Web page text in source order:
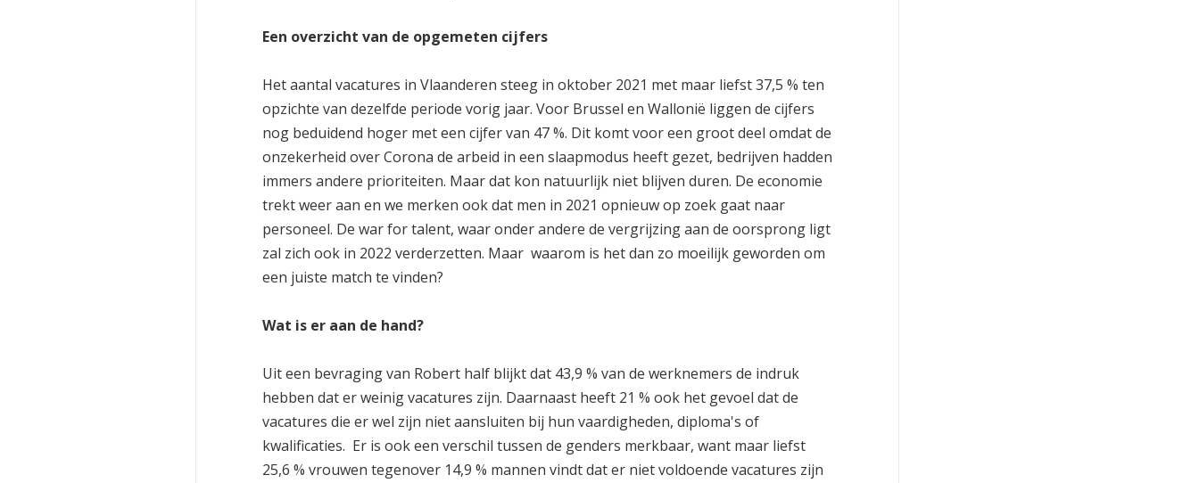
Een overzicht van de opgemeten cijfers
Het aantal vacatures in Vlaanderen steeg in oktober 2021 met maar liefst 37,5 % ten
opzichte van dezelfde periode vorig jaar. Voor Brussel en Wallonië liggen de cijfers
nog beduidend hoger met een cijfer van 47 %. Dit komt voor een groot deel omdat de
onzekerheid over Corona de arbeid in een slaapmodus heeft gezet, bedrijven hadden
immers andere prioriteiten. Maar dat kon natuurlijk niet blijven duren. De economie
trekt weer aan en we merken ook dat men in 2021 opnieuw op zoek gaat naar
personeel. De war for talent, waar onder andere de vergrijzing aan de oorsprong ligt
zal zich ook in 2022 verderzetten. Maar waarom is het dan zo moeilijk geworden om
een juiste match te vinden?
Wat is er aan de hand?
Uit een bevraging van Robert half blijkt dat 43,9 % van de werknemers de indruk
hebben dat er weinig vacatures zijn. Daarnaast heeft 21 % ook het gevoel dat de
vacatures die er wel zijn niet aansluiten bij hun vaardigheden, diploma's of
kwalificaties. Er is ook een verschil tussen de genders merkbaar, want maar liefst
25,6 % vrouwen tegenover 14,9 % mannen vindt dat er niet voldoende vacatures zijn